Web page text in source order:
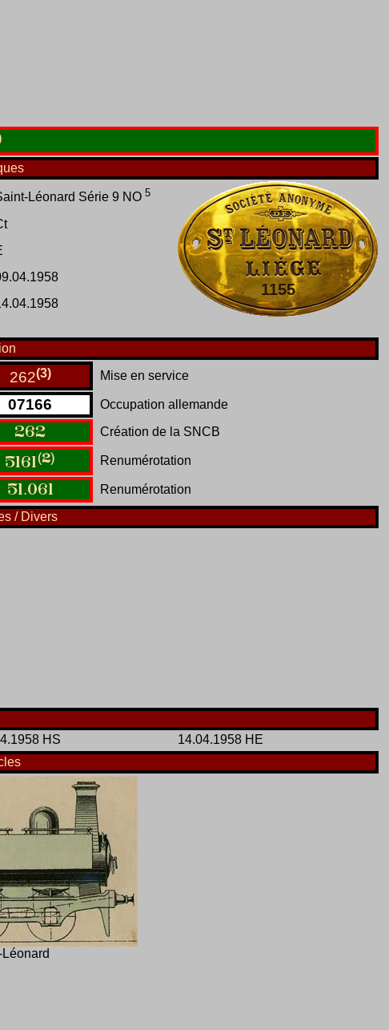
Léonard Série 9 NO 5
1155
262(3) Mise en service
07166
Occupation allemande
262 Création de la SNCB
5161(2) Renumérotation
51 .061
Renumérotation
/ Divers
HS
14.04.1958 HE